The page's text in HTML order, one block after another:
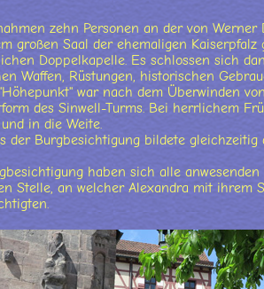
zehn Personen an der von
großen Saal der ehemaligen
Doppelkapelle. Es schlossen sich
Waffen, Rüstungen, historischen
war nach dem Überwinden
des Sinwell-Turms. Bei herrlichem
in die Weite.
der Burgbesichtigung bildete
haben sich alle
Stelle, an welcher Alexandra mit ihrem